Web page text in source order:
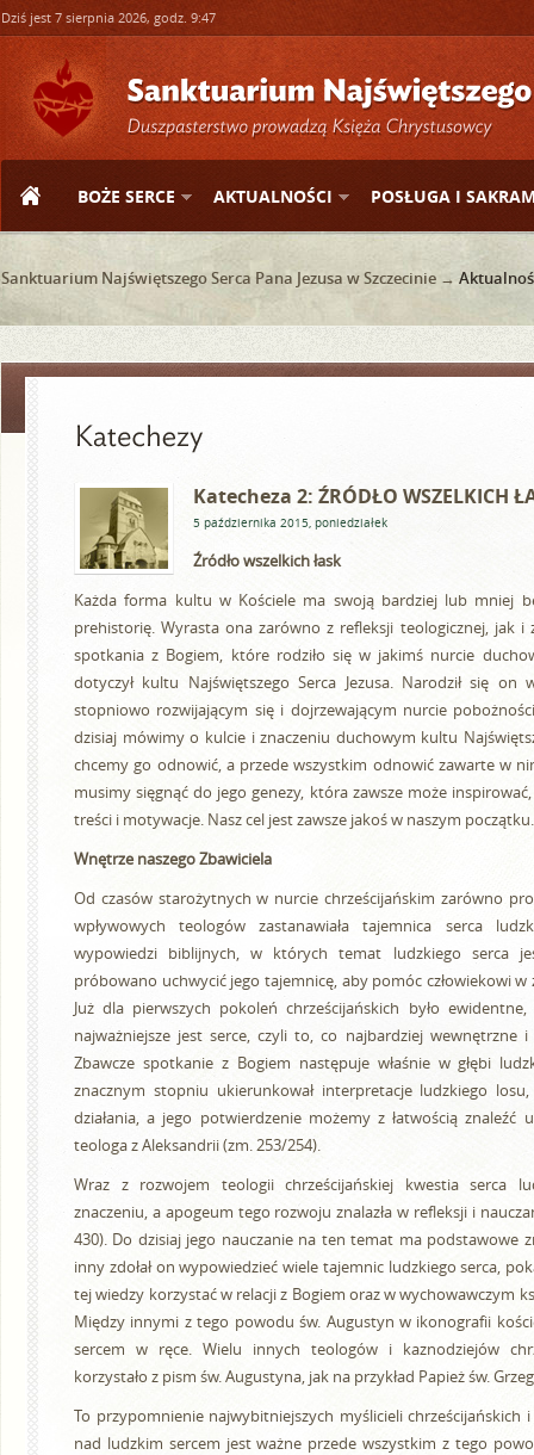
Dziś jest 7 sierpnia 2026, godz. 9:47
BOŻE SERCE AKTUALNOŚCI POSŁUGA I
Sanktuarium Najświętszego Serca Pana Jezusa w Szczecinie →
Katecheza 2: ŹRÓDŁO WSZELKICH
5 października 2015, poniedziałek
Źródło wszelkich łask
Każda forma kultu w Kościele ma swoją bardziej lub mniej
prehistorię. Wyrasta ona zarówno z refleksji teologicznej, jak i
spotkania z Bogiem, które rodziło się w jakimś nurcie
dotyczył kultu Najświętszego Serca Jezusa. Narodził się on
stopniowo rozwijającym się i dojrzewającym nurcie
dzisiaj mówimy o kulcie i znaczeniu duchowym kultu
chcemy go odnowić, a przede wszystkim odnowić zawarte w
musimy sięgnąć do jego genezy, która zawsze może
treści i motywacje. Nasz cel jest zawsze jakoś w naszym początku.
Wnętrze naszego Zbawiciela
Od czasów starożytnych w nurcie chrześcijańskim zarówno
wpływowych teologów zastanawiała tajemnica serca
wypowiedzi biblijnych, w których temat ludzkiego serca
próbowano uchwycić jego tajemnicę, aby pomóc człowiekowi
Już dla pierwszych pokoleń chrześcijańskich było
najważniejsze jest serce, czyli to, co najbardziej wewnętrzne i
Zbawcze spotkanie z Bogiem następuje właśnie w głębi
znacznym stopniu ukierunkował interpretacje ludzkiego losu,
działania, a jego potwierdzenie możemy z łatwością znaleźć
teologa z Aleksandrii (zm. 253/254).
Wraz z rozwojem teologii chrześcijańskiej kwestia serca
znaczeniu, a apogeum tego rozwoju znalazła w refleksji i
430). Do dzisiaj jego nauczanie na ten temat ma podstawowe
inny zdołał on wypowiedzieć wiele tajemnic ludzkiego serca,
tej wiedzy korzystać w relacji z Bogiem oraz w wychowawczym
Między innymi z tego powodu św. Augustyn w ikonografii
sercem w ręce. Wielu innych teologów i kaznodziejów
korzystało z pism św. Augustyna, jak na przykład Papież św.
To przypomnienie najwybitniejszych myślicieli chrześcijańskich
nad ludzkim sercem jest ważne przede wszystkim z tego